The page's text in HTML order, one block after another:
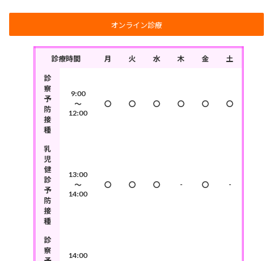
オンライン診療
診療時間 月 火 水 木 金 土
診
察
予
防
接
種
9:00
～
12:00
〇 〇 〇 〇 〇 〇
乳
児
健
診
予
防
接
種
13:00
～
14:00
〇 〇 〇 - 〇 -
診
察
14:00